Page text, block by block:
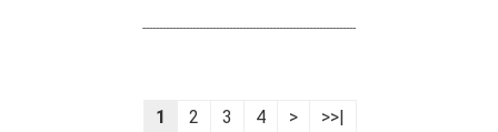
----------------------------------------------------------------
1 2 3 4 > >>|